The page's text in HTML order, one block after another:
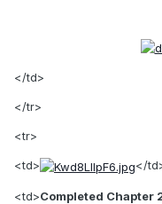
</td>
</tr>
<tr>
<td> </
<td>Completed Chapter